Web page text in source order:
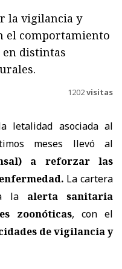
la vigilancia y
el comportamiento
en distintas
1202visitas
letalidad asociada al
meses llevó al
a reforzar las
La cartera
la alerta sanitaria
zoonóticas, con el
de vigilancia y